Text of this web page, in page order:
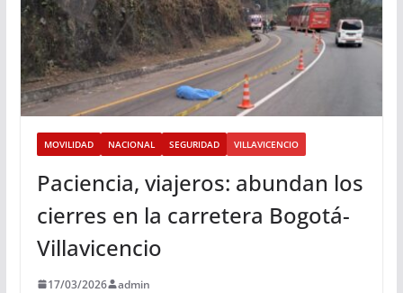
MOVILIDAD NACIONAL SEGURIDAD VILLAVICENCIO
Paciencia, viajeros: abundan los
cierres en la carretera Bogotá-
Villavicencio
17/03/2026 admin